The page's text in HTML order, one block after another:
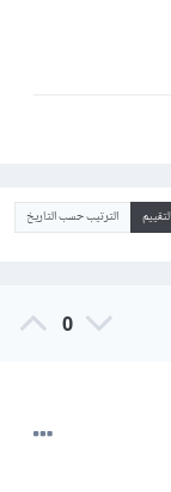
الترتيب حسب التاريخ
0